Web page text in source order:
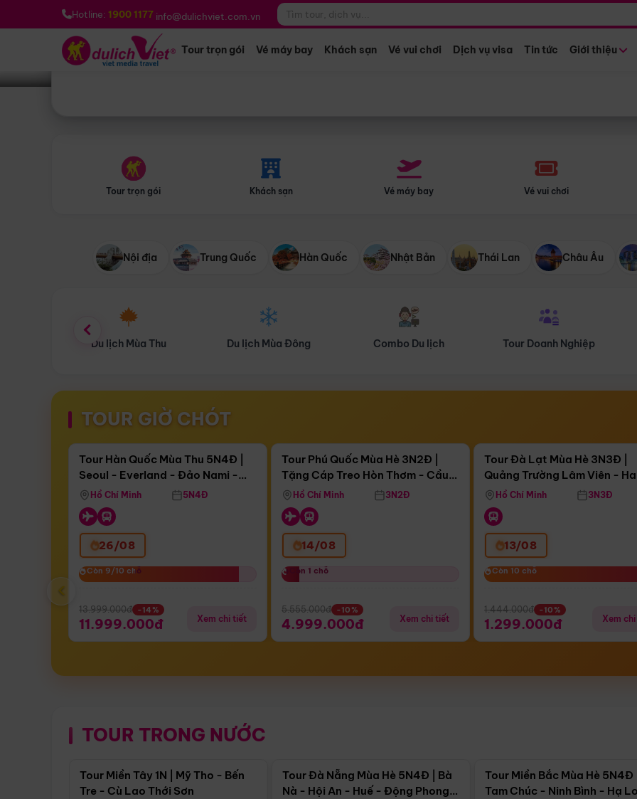
Hotline: 1900 1177 info@dulichviet.com.vn
Tour trọn gói Vé máy bay Khách sạn Vé vui chơi Dịch vụ visa Tin tức Giới thiệu
Bạn muốn đi đâu? *
Tour trọn gói Khách sạn Vé máy bay Vé vui chơi
Nội địa Trung Quốc Hàn Quốc Nhật Bản Thái Lan Châu Âu
Du lịch Mùa Đông Combo Du lịch Tour Doanh Nghiệp Du lịch Hành Hương
TOUR GIỜ CHÓT
Còn17 ngày 11:15:52
Bay Sun Phuquoc Airways
Điểm nổi bật
Tour Hàn Quốc Mùa Thu 5N4Đ |
Seoul - Everland - Đảo Nami -
Tháp Namsan (Bay Sun Phuquoc
Airways)
Hồ Chí Minh 5N4Đ
26/08
Còn 9/10 chỗ
Còn 9/10 chỗ
13.999.000đ -14%
11.999.000đ Xem chi tiết
Còn05 ngày 11:15:52
Tặng Cáp Treo Hòn Thơm
Tour Phú Quốc Mùa Hè 3N2Đ |
Tặng Cáp Treo Hòn Thơm - Cầu
Hôn - Công Viên Nước Aquatopia
Hồ Chí Minh 3N2Đ
14/08
Còn 1 chỗ
Còn 1 chỗ
5.555.000đ -10%
4.999.000đ Xem chi tiết
Còn04 ngày 11:15:52
Tour Đà Lạt Mùa Hè 3N3Đ |
Quảng Trường Lâm Viên -
Hill - Puppy Farm
Hồ Chí Minh 3N3Đ
13/08
Còn 10 chỗ
Còn 10 chỗ
1.444.000đ -10%
1.299.000đ Xem
‹
TOUR TRONG NƯỚC
Điểm nổi bật
Tour Miền Tây 1N | Mỹ Tho - Bến
Tre - Cù Lao Thới Sơn
Tour Đà Nẵng Mùa Hè 5N4Đ | Bà
Nà - Hội An - Huế - Động Phong
Tour Miền Bắc Mùa Hè 5N4Đ |
Tam Chúc - Ninh Bình - Hạ